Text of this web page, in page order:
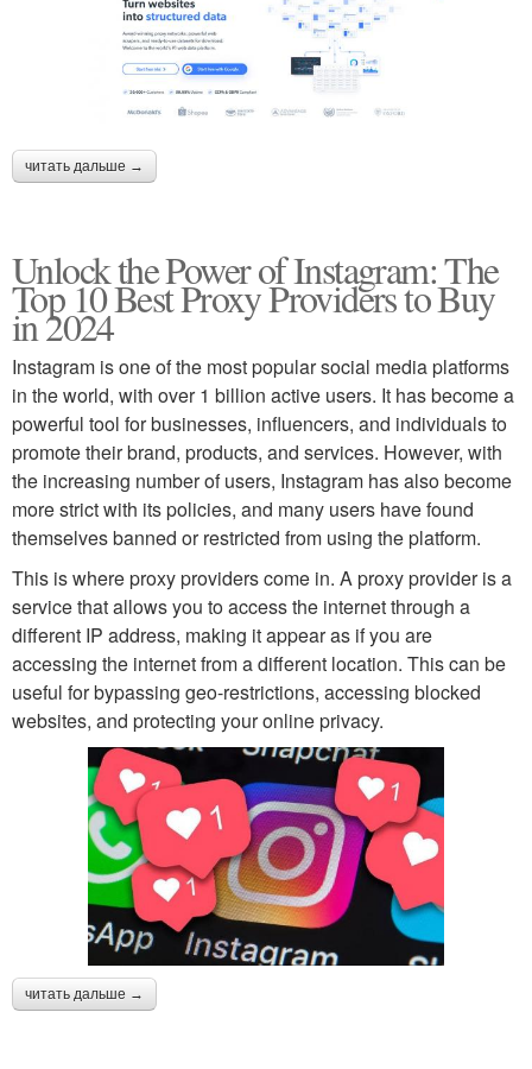
читать дальше →
Unlock the Power of Instagram: The
Top 10 Best Proxy Providers to Buy
in 2024
Instagram is one of the most popular social media platforms
in the world, with over 1 billion active users. It has become a
powerful tool for businesses, influencers, and individuals to
promote their brand, products, and services. However, with
the increasing number of users, Instagram has also become
more strict with its policies, and many users have found
themselves banned or restricted from using the platform.
This is where proxy providers come in. A proxy provider is a
service that allows you to access the internet through a
different IP address, making it appear as if you are
accessing the internet from a different location. This can be
useful for bypassing geo-restrictions, accessing blocked
websites, and protecting your online privacy.
читать дальше →